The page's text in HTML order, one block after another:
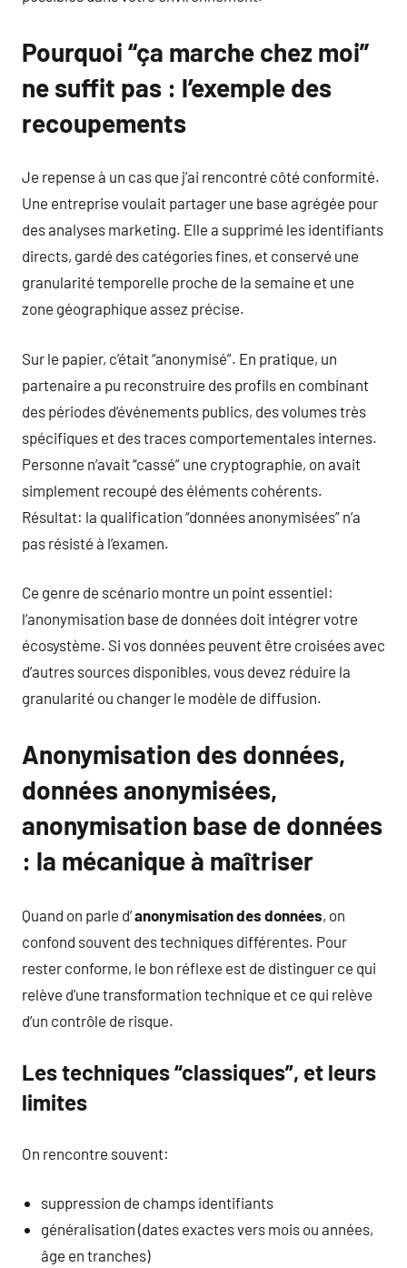
Pourquoi “ça marche chez moi”
ne suffit pas : l’exemple des
recoupements
Je repense à un cas que j’ai rencontré côté conformité.
Une entreprise voulait partager une base agrégée pour
des analyses marketing. Elle a supprimé les identifiants
directs, gardé des catégories fines, et conservé une
granularité temporelle proche de la semaine et une
zone géographique assez précise.
Sur le papier, c’était “anonymisé”. En pratique, un
partenaire a pu reconstruire des profils en combinant
des périodes d’événements publics, des volumes très
spécifiques et des traces comportementales internes.
Personne n’avait “cassé” une cryptographie, on avait
simplement recoupé des éléments cohérents.
Résultat: la qualification “données anonymisées” n’a
pas résisté à l’examen.
Ce genre de scénario montre un point essentiel:
l’anonymisation base de données doit intégrer votre
écosystème. Si vos données peuvent être croisées avec
d’autres sources disponibles, vous devez réduire la
granularité ou changer le modèle de diffusion.
Anonymisation des données,
données anonymisées,
anonymisation base de données
: la mécanique à maîtriser
Quand on parle d’anonymisation des données, on
confond souvent des techniques différentes. Pour
rester conforme, le bon réflexe est de distinguer ce qui
relève d’une transformation technique et ce qui relève
d’un contrôle de risque.
Les techniques “classiques”, et leurs
limites
On rencontre souvent:
suppression de champs identifiants
généralisation (dates exactes vers mois ou années,
âge en tranches)